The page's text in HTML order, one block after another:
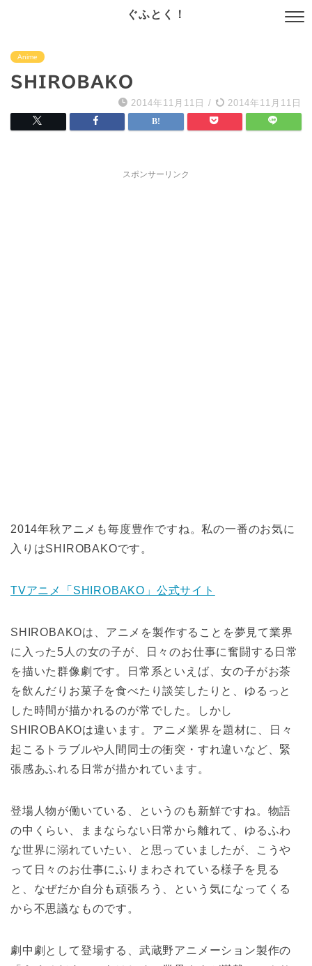
ぐふとく！
Anime
SHIROBAKO
2014年11月11日 / 2014年11月11日
スポンサーリンク
2014年秋アニメも毎度豊作ですね。私の一番のお気に
入りはSHIROBAKOです。
TVアニメ「SHIROBAKO」公式サイト
SHIROBAKOは、アニメを製作することを夢見て業界
に入った5人の女の子が、日々のお仕事に奮闘する日常
を描いた群像劇です。日常系といえば、女の子がお茶
を飲んだりお菓子を食べたり談笑したりと、ゆるっと
した時間が描かれるのが常でした。しかし
SHIROBAKOは違います。アニメ業界を題材に、日々
起こるトラブルや人間同士の衝突・すれ違いなど、緊
張感あふれる日常が描かれています。
登場人物が働いている、というのも新鮮ですね。物語
の中くらい、ままならない日常から離れて、ゆるふわ
な世界に溺れていたい、と思っていましたが、こうや
って日々のお仕事にふりまわされている様子を見る
と、なぜだか自分も頑張ろう、という気になってくる
から不思議なものです。
劇中劇として登場する、武蔵野アニメーション製作の